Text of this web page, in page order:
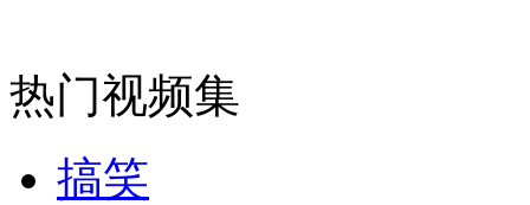
司机酒驾遇交警 急速倒车逃窜
热门视频集
搞笑